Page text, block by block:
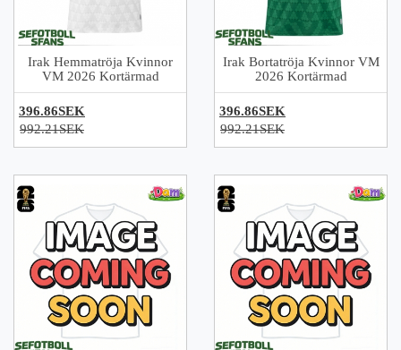
Irak Hemmatröja Kvinnor
VM 2026 Kortärmad
396.86SEK
992.21SEK
Irak Bortatröja Kvinnor VM
2026 Kortärmad
396.86SEK
992.21SEK